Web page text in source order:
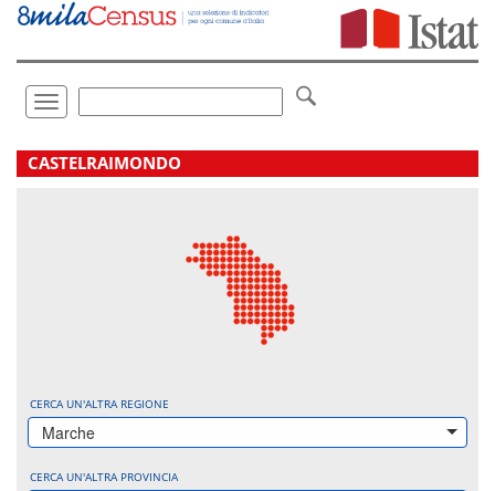
Vai
direttamente
Toggle
navigation
.
CASTELRAIMONDO
CERCA UN'ALTRA REGIONE
Marche
CERCA UN'ALTRA PROVINCIA